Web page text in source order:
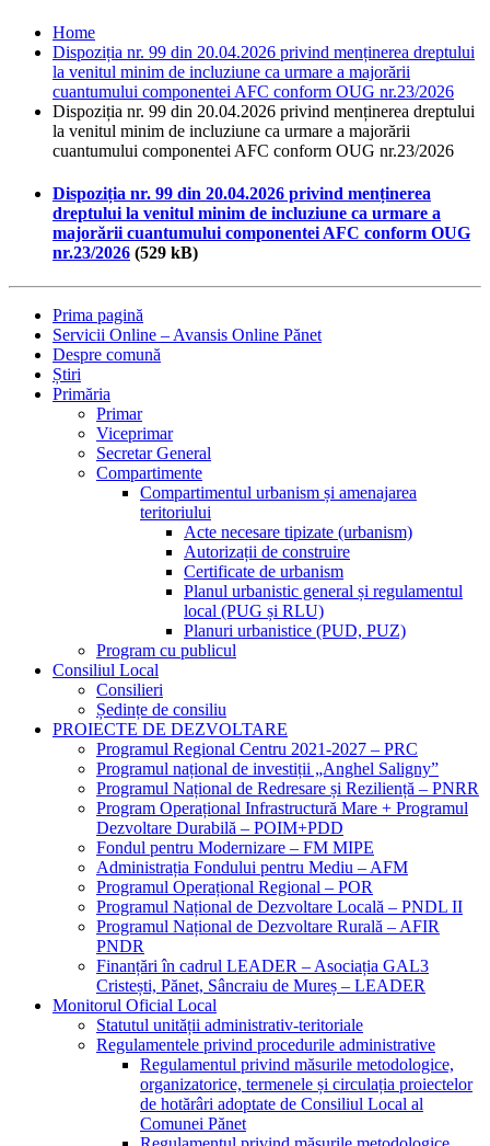
Home
Dispoziția nr. 99 din 20.04.2026 privind menținerea dreptului
la venitul minim de incluziune ca urmare a majorării
cuantumului componentei AFC conform OUG nr.23/2026
Dispoziția nr. 99 din 20.04.2026 privind menținerea dreptului
la venitul minim de incluziune ca urmare a majorării
cuantumului componentei AFC conform OUG nr.23/2026
Dispoziția nr. 99 din 20.04.2026 privind menținerea
dreptului la venitul minim de incluziune ca urmare a
majorării cuantumului componentei AFC conform OUG
nr.23/2026 (529 kB)
Prima pagină
Servicii Online – Avansis Online Pănet
Despre comună
Știri
Primăria
Primar
Viceprimar
Secretar General
Compartimente
Compartimentul urbanism și amenajarea
teritoriului
Acte necesare tipizate (urbanism)
Autorizații de construire
Certificate de urbanism
Planul urbanistic general și regulamentul
local (PUG și RLU)
Planuri urbanistice (PUD, PUZ)
Program cu publicul
Consiliul Local
Consilieri
Ședințe de consiliu
PROIECTE DE DEZVOLTARE
Programul Regional Centru 2021-2027 – PRC
Programul național de investiții „Anghel Saligny”
Programul Național de Redresare și Reziliență – PNRR
Program Operațional Infrastructură Mare + Programul
Dezvoltare Durabilă – POIM+PDD
Fondul pentru Modernizare – FM MIPE
Administrația Fondului pentru Mediu – AFM
Programul Operațional Regional – POR
Programul Național de Dezvoltare Locală – PNDL II
Programul Național de Dezvoltare Rurală – AFIR
PNDR
Finanțări în cadrul LEADER – Asociația GAL3
Cristești, Pănet, Sâncraiu de Mureș – LEADER
Monitorul Oficial Local
Statutul unității administrativ-teritoriale
Regulamentele privind procedurile administrative
Regulamentul privind măsurile metodologice,
organizatorice, termenele și circulația proiectelor
de hotărâri adoptate de Consiliul Local al
Comunei Pănet